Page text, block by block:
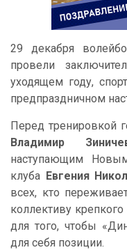
29 декабря
провели
уходящем году,
предпраздничном
Перед тренировкой
Владимир
наступающим
клуба Евгения
всех, кто
коллективу
для того, чтобы
для себя позиции.